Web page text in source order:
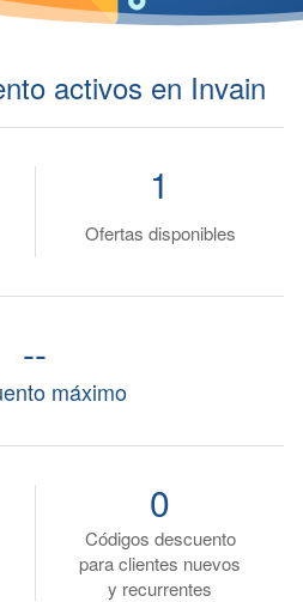
activos en Invain
Ofertas disponibles
1
máximo
--
Códigos descuento
para clientes nuevos
y recurrentes
0